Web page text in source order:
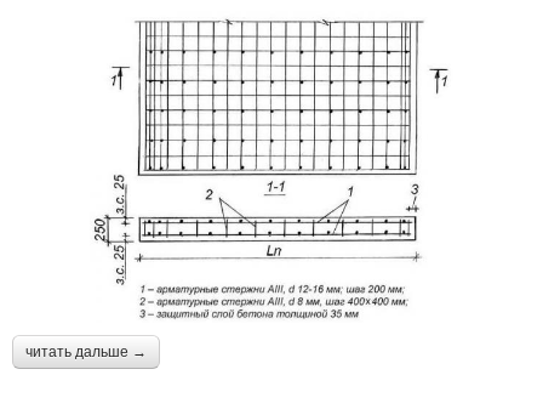
читать дальше →